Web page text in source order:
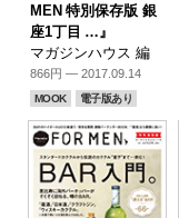
MEN 特別保存版 銀
座1丁目 …』
マガジンハウス 編
866円 — 2017.09.14
MOOK 電子版あり